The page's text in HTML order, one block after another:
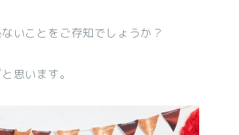
いことをご存知でしょうか？
思います。